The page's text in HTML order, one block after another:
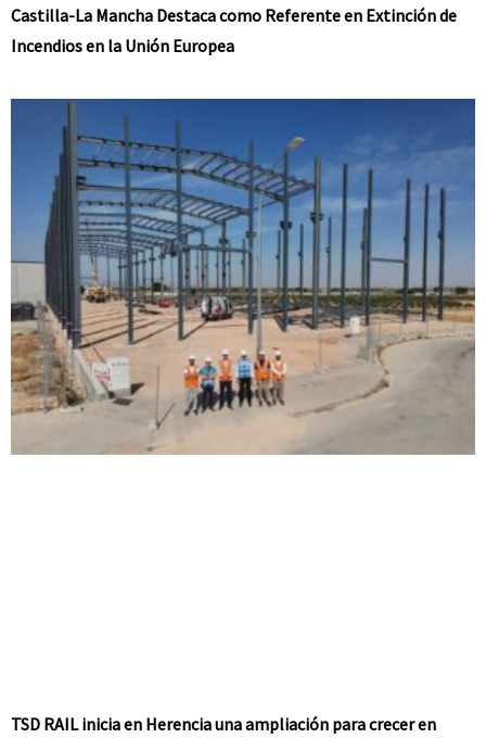
Castilla-La Mancha Destaca como Referente en Extinción de
Incendios en la Unión Europea
TSD RAIL inicia en Herencia una ampliación para crecer en